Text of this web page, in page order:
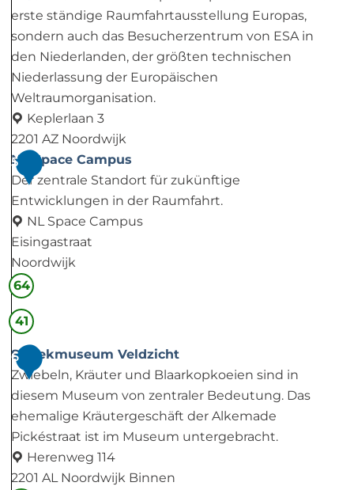
A
E
S
T
E
C
erste ständige Raumfahrtausstellung Europas,
sondern auch das Besucherzentrum von ESA in
den Niederlanden, der größten technischen
Niederlassung der Europäischen
Weltraumorganisation.
Keplerlaan 3
2201 AZ Noordwijk
S
p
a
c
e
E
x
p
o
5
NL Space Campus
Der zentrale Standort für zukünftige
Entwicklungen in der Raumfahrt.
NL Space Campus
Eisingastraat
Noordwijk
N
L
S
a
m
64
41
6
Streekmuseum Veldzicht
Zwiebeln, Kräuter und Blaarkopkoeien sind in
diesem Museum von zentraler Bedeutung. Das
ehemalige Kräutergeschäft der Alkemade
Pickéstraat ist im Museum untergebracht.
Herenweg 114
2201 AL Noordwijk Binnen